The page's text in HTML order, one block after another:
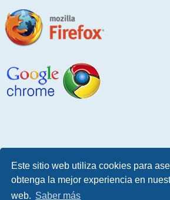
Este sitio web utiliza cookies para
obtenga la mejor experiencia en
web. Saber más